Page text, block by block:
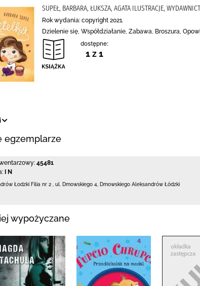
SUPEŁ, BARBARA, ŁUKSZA, AGATA ILUSTRACJE,
Rok wydania: copyright 2021.
Dzielenie się, Współdziałanie, Zabawa, Broszura,
dostępne:
1 z 1
egzemplarze
45481
I N
Łodzki Filia nr 2 ul. Dmowskiego 4 Dmowskiego Aleksandrów Łódzki
wypożyczane